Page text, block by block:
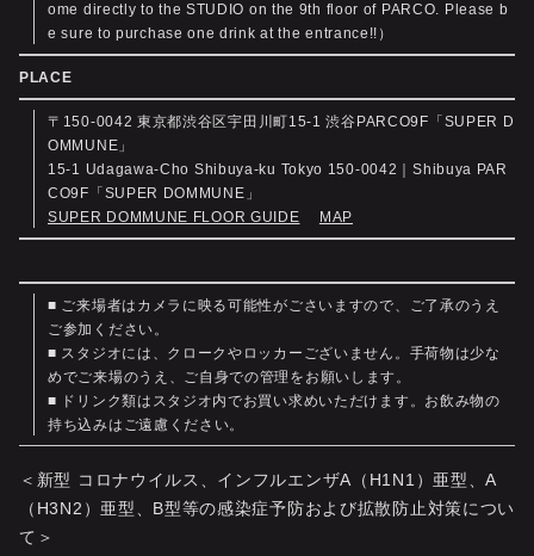
ome directly to the STUDIO on the 9th floor of PARCO. Please b
e sure to purchase one drink at the entrance!!）
PLACE
〒150-0042 東京都渋谷区宇田川町15-1 渋谷PARCO9F「SUPER D
OMMUNE」
15-1 Udagawa-Cho Shibuya-ku Tokyo 150-0042｜Shibuya PAR
CO9F「SUPER DOMMUNE」
SUPER DOMMUNE FLOOR GUIDE
MAP
■ ご来場者はカメラに映る可能性がごさいますので、ご了承のうえ
ご参加ください。
■ スタジオには、クロークやロッカーございません。手荷物は少な
めでご来場のうえ、ご自身での管理をお願いします。
■ ドリンク類はスタジオ内でお買い求めいただけます。お飲み物の
持ち込みはご遠慮ください。
＜新型 コロナウイルス、インフルエンザA（H1N1）亜型、A
（H3N2）亜型、B型等の感染症予防および拡散防止対策につい
て＞